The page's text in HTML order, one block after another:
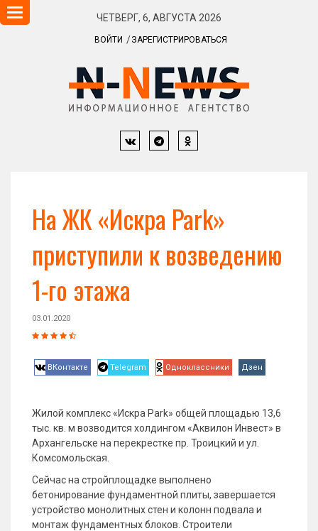
ЧЕТВЕРГ, 6, АВГУСТА 2026
ВОЙТИ ЗАРЕГИСТРИРОВАТЬСЯ
Навигация
На ЖК «Искра Park»
приступили к возведению
1-го этажа
03.01.2020
ВКонтакте Telegram Одноклассники Дзен
Жилой комплекс «Искра Park» общей площадью 13,6
тыс. кв. м возводится холдингом «Аквилон Инвест» в
Архангельске на перекрестке пр. Троицкий и ул.
Комсомольская.
Сейчас на стройплощадке выполнено
бетонирование фундаментной плиты, завершается
устройство монолитных стен и колонн подвала и
монтаж фундаментных блоков. Строители